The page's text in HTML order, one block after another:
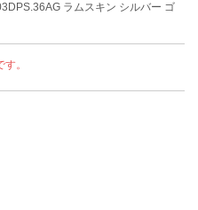
ラムスキン シルバー ゴ
。